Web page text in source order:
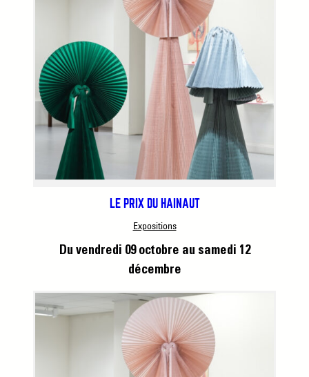
LE PRIX DU HAINAUT
Expositions
Du vendredi 09 octobre au samedi 12
décembre